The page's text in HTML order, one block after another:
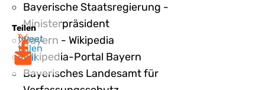
Teilen
tweet
teilen
mail
Bayerische Staatsregierung -
Ministerpräsident
Bayern - Wikipedia
Wikipedia-Portal Bayern
Bayerisches Landesamt für